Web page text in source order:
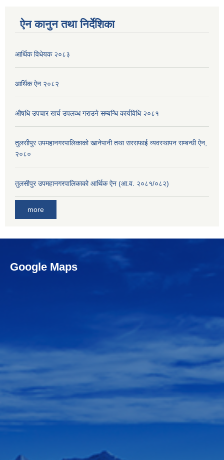
ऐन कानुन तथा निर्देशिका
आर्थिक विधेयक २०८३
आर्थिक ऐन २०८२
औषधि उपचार खर्च उपलव्ध गराउने सम्बन्धि कार्यविधि २०८१
तुलसीपुर उपमहानगरपालिकाको खानेपानी तथा सरसफाई व्यवस्थापन सम्बन्धी ऐन,
२०८०
तुलसीपुर उपमहानगरपालिकाको आर्थिक ऐन (आ.व. २०८१/०८२)
more
Google Maps